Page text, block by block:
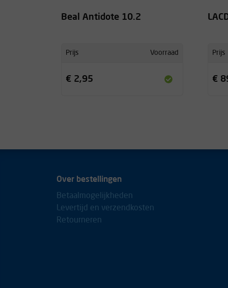
Beal Antidote 10.2
Prijs Voorraad
€ 2,95
Prijs
€
Over bestellingen
Betaalmogelijkheden
Levertijd en verzendkosten
Retourneren